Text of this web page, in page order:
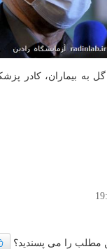
گل به بیماران، کادر
مطلب را می پسندید؟